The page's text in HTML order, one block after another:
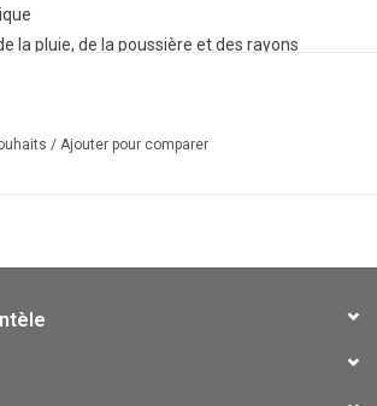
la pluie, de la poussière et des rayons
/ Ajouter pour comparer